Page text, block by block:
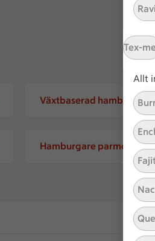
Tex-
Allt
Växtbaserad hamburgare
Hamburgare parmesan